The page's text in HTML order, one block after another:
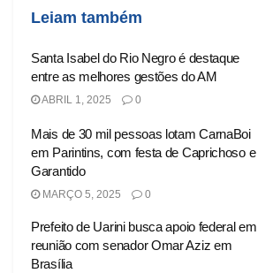
Leiam também
Santa Isabel do Rio Negro é destaque
entre as melhores gestões do AM
ABRIL 1, 2025 0
Mais de 30 mil pessoas lotam CarnaBoi
em Parintins, com festa de Caprichoso e
Garantido
MARÇO 5, 2025 0
Prefeito de Uarini busca apoio federal em
reunião com senador Omar Aziz em
Brasília